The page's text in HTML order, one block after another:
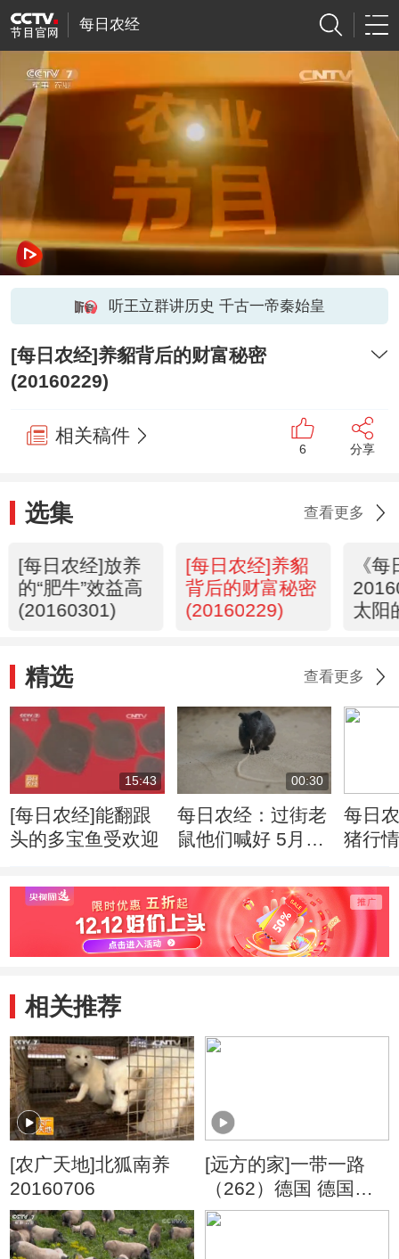
每日农经
听王立群讲历史 千古一帝秦始皇
[每日农经]养貂背后的财富秘密
(20160229)
相关稿件
6 分享
选集 查看更多
[每日农经]放养
的“肥牛”效益高
(20160301)
[每日农经]养貂
背后的财富秘密
(20160229)
《
太阳
精选 查看更多
15:43
[每日农经]能翻跟
头的多宝鱼受欢迎
00:30
每日农经：过街老
鼠他们喊好 5月18
每日
猪行
相关推荐
[农广天地]北狐南养
20160706
[远方的家]一带一路
（262）德国 德国的
象征：勃兰登堡门